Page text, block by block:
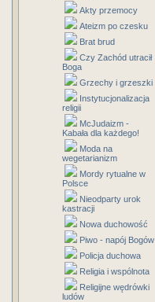
Akty przemocy
Ateizm po czesku
Brat brud
Czy Zachód utracił
Boga
Grzechy i grzeszki
Instytucjonalizacja
religii
McJudaizm -
Kabała dla każdego!
Moda na
wegetarianizm
Mordy rytualne w
Polsce
Nieodparty urok
kastracji
Nowa duchowość
Piwo - napój Bogów
Policja duchowa
Religia i wspólnota
Religijne wędrówki
ludów